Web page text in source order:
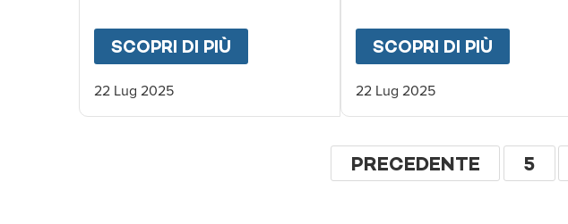
SCOPRI DI PIÙ CAMMINO DELLA SPERANZA
22 Lug 2025
SCOPRI DI PIÙ
22 Lug 2025
Paginazione
PAGINA
PRECEDENTE 5